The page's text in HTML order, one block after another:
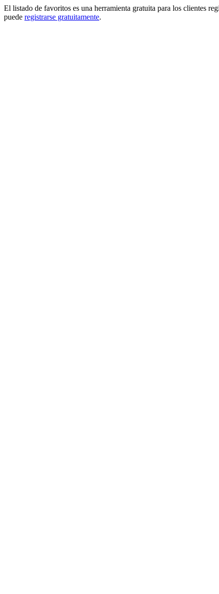
El listado de favoritos es una herramienta gratuita para los clientes
puede registrarse gratuitamente.